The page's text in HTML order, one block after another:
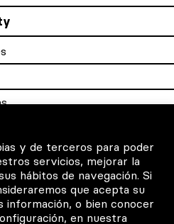
y de terceros para poder
servicios, mejorar la
hábitos de navegación. Si
que acepta su
información, o bien conocer
en nuestra